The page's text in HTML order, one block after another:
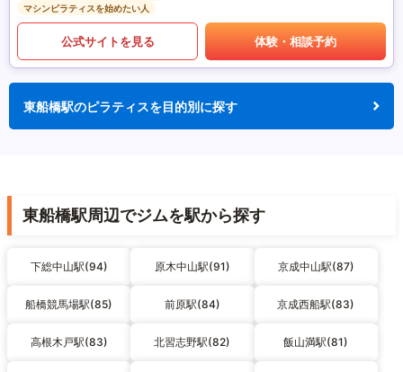
マシンピラティスを始めたい人
公式サイトを見る 体験・相談予約
東船橋駅のピラティスを目的別に探す
東船橋駅周辺でジムを駅から探す
下総中山駅(94) 原木中山駅(91) 京成中山駅(87)
船橋競馬場駅(85) 前原駅(84) 京成西船駅(83)
高根木戸駅(83) 北習志野駅(82) 飯山満駅(81)